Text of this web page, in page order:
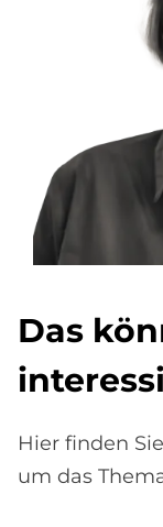
Das
Hier finden
um das